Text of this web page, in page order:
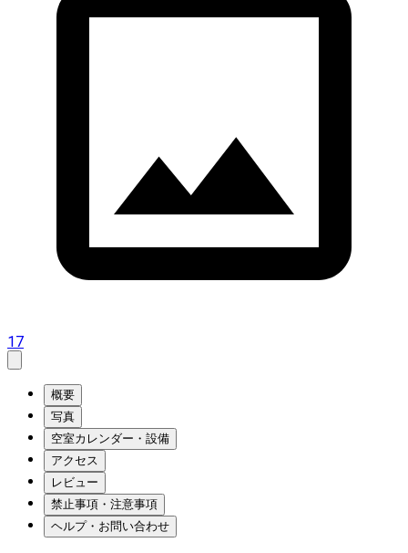
17
概要
写真
空室カレンダー・設備
アクセス
レビュー
禁止事項・注意事項
ヘルプ・お問い合わせ